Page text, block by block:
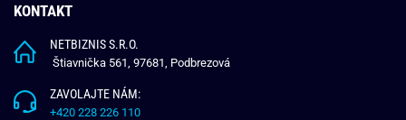
KONTAKT
NETBIZNIS S.R.O.
Štiavnička 561, 97681, Podbrezová
ZAVOLAJTE NÁM:
+420 228 226 110